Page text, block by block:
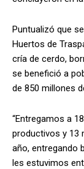
Puntualizó que
Huertos de
cría de cerdo,
se benefició a
de 850 millones
“Entregamos a
productivos y 13
año, entregando
les estuvimos